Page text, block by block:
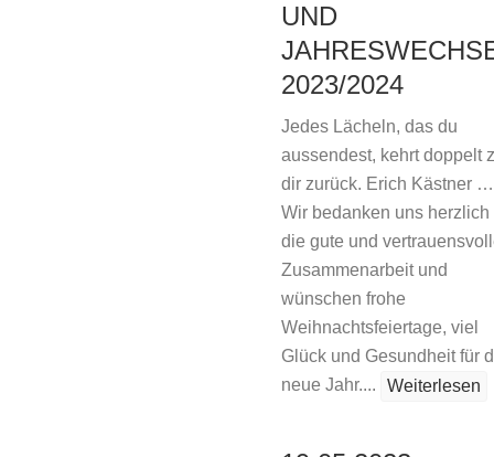
UND
2023/2024
Jedes Lächeln, das du
aussendest, kehrt doppelt
dir zurück. Erich Kästner …
Wir bedanken uns herzlich
die gute und
Zusammenarbeit und
wünschen frohe
Weihnachtsfeiertage, viel
Glück und Gesundheit für
neue Jahr....
Weiterlesen